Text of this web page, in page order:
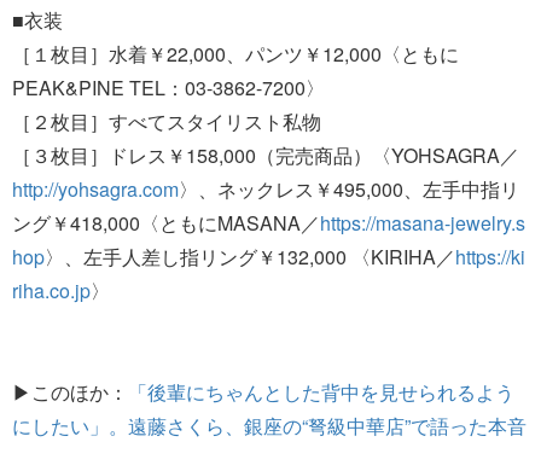
■衣装
［１枚目］水着￥22,000、パンツ￥12,000〈ともに
PEAK&PINE TEL：03-3862-7200〉
［２枚目］すべてスタイリスト私物
［３枚目］ドレス￥158,000（完売商品）〈YOHSAGRA／
http://yohsagra.com〉、ネックレス￥495,000、左手中指リ
ング￥418,000〈ともにMASANA／https://masana-jewelry.s
hop〉、左手人差し指リング￥132,000 〈KIRIHA／https://ki
riha.co.jp〉
▶このほか：
「後輩にちゃんとした背中を見せられるよう
にしたい」。遠藤さくら、銀座の“弩級中華店”で語った本音